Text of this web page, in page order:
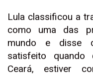
Lula classificou a
como uma das
mundo e disse
satisfeito
Ceará, estiver